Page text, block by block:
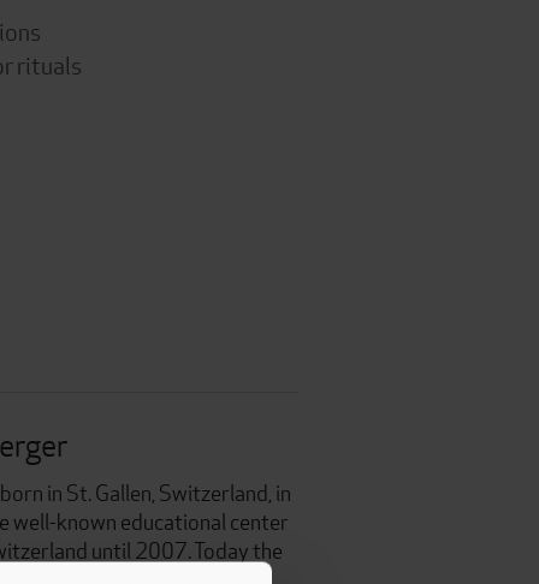
rituals
in St. Gallen, Switzerland, in
well-known educational center
until 2007. Today the